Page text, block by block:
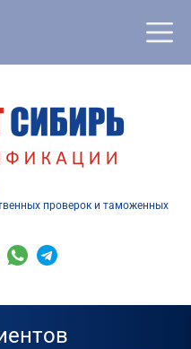
проверок и таможенных